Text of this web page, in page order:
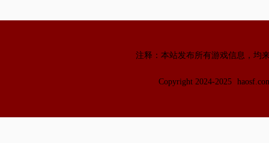
注释：本站发布所有游戏信息，均
Copyright 2024-2025